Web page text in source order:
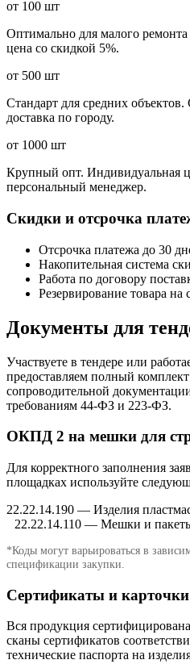
от 100 шт
Оптимально для малого
цена со скидкой 5%.
от 500 шт
Стандарт для средних
доставка по городу.
от 1000 шт
Крупный опт. Индивидуальная
персональный менеджер.
Скидки и отсрочка
Отсрочка платежа до 30
Накопительная система
Работа по договору
Резервирование товара на
Документы для
Участвуете в тендере или
предоставляем полный
сопроводительной
требованиям 44-ФЗ и 223-ФЗ.
ОКПД 2 на мешки для
Для корректного заполнения
площадках используйте
22.22.14.190 — Изделия
22.22.14.110 — Мешки и
*Коды могут варьироваться в
спецификации закупки.
Сертификаты и
Вся продукция
сканы сертификатов
технические паспорта на